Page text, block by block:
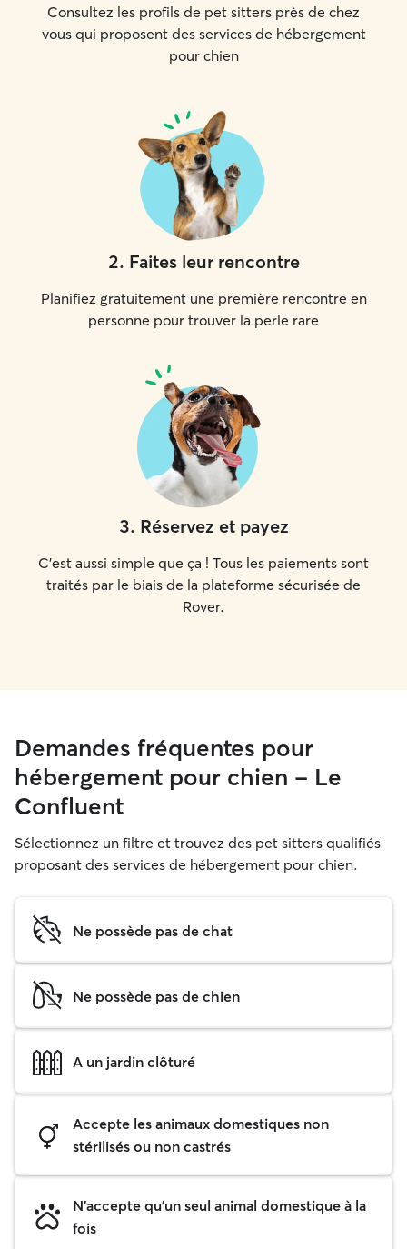
Consultez les profils de pet sitters près de chez
vous qui proposent des services de hébergement
pour chien
2. Faites leur rencontre
Planifiez gratuitement une première rencontre en
personne pour trouver la perle rare
3. Réservez et payez
C'est aussi simple que ça ! Tous les paiements sont
traités par le biais de la plateforme sécurisée de
Rover.
Demandes fréquentes pour
hébergement pour chien - Le
Confluent
Sélectionnez un filtre et trouvez des pet sitters qualifiés
proposant des services de hébergement pour chien.
Ne possède pas de chat
Ne possède pas de chien
A un jardin clôturé
Accepte les animaux domestiques non
stérilisés ou non castrés
N'accepte qu'un seul animal domestique à la
fois